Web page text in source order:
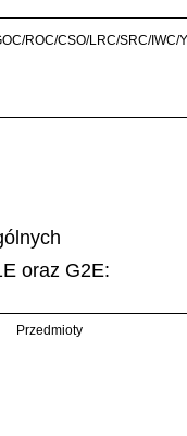
ROC/CSO/LRC/SRC/IWC/
oraz G2E:
Przedmioty